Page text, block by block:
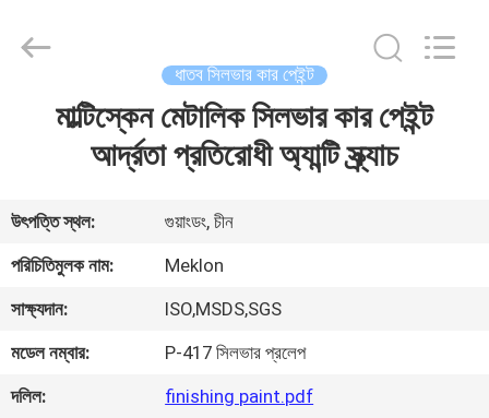
ভিডিও
আমাদের
সম্পর্কে
Technology
ধাতব সিলভার কার পেইন্ট
মাল্টিস্কেন মেটালিক সিলভার কার পেইন্ট
আর্দ্রতা প্রতিরোধী অ্যান্টি স্ক্র্যাচ
উৎপত্তি স্থল:
গুয়াংডং, চীন
পরিচিতিমুলক নাম:
Meklon
সাক্ষ্যদান:
ISO,MSDS,SGS
মডেল নম্বার:
P-417 সিলভার প্রলেপ
দলিল:
finishing paint.pdf